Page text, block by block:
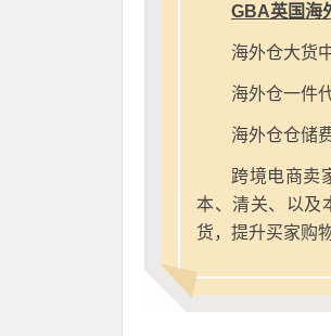
GBA英国海
海外仓大货
海外仓一件
海外仓仓储
跨境电商卖
本、清关、以及
货，提升买家购